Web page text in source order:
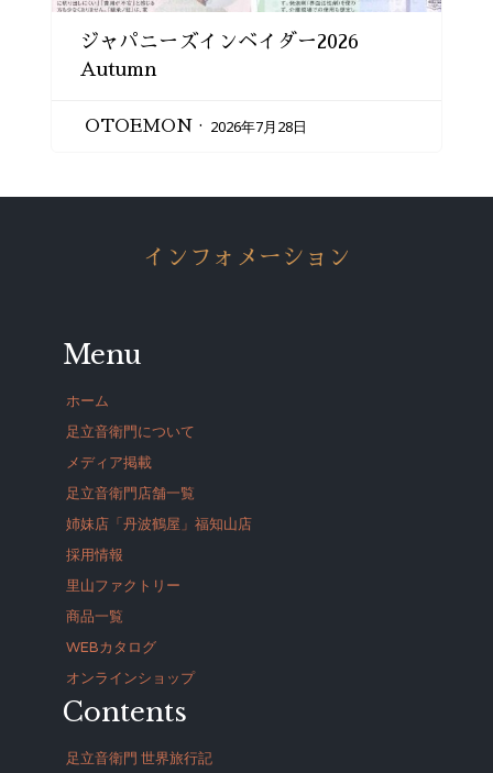
ジャパニーズインベイダー2026
Autumn
OTOEMON 2026年7月28日
インフォメーション
Menu
ホーム
足立音衛門について
メディア掲載
足立音衛門店舗一覧
姉妹店「丹波鶴屋」福知山店
採用情報
里山ファクトリー
商品一覧
WEBカタログ
オンラインショップ
Contents
足立音衛門 世界旅行記